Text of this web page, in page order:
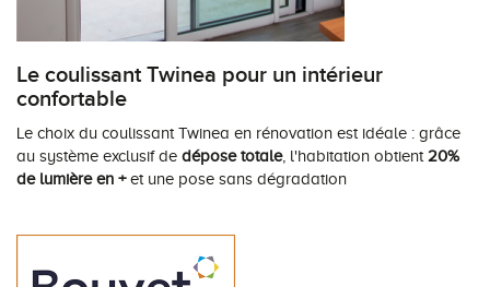
Le coulissant Twinea pour un intérieur
confortable
Le choix du coulissant Twinea en rénovation est idéale : grâce
au système exclusif de dépose totale, l'habitation obtient 20%
de lumière en +et une pose sans dégradation